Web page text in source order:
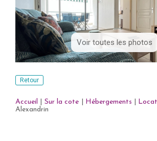
Voir toutes les photos
Retour
Accueil Sur la cote Hébergements
Alexandrin